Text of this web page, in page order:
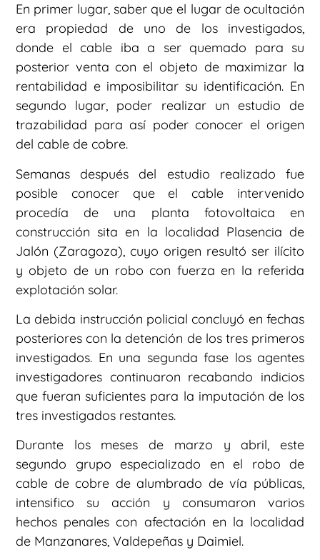
En primer lugar, saber que el lugar de ocultación
era propiedad de uno de los investigados,
donde el cable iba a ser quemado para su
posterior venta con el objeto de maximizar la
rentabilidad e imposibilitar su identificación. En
segundo lugar, poder realizar un estudio de
trazabilidad para así poder conocer el origen
del cable de cobre.
Semanas después del estudio realizado fue
posible conocer que el cable intervenido
procedía de una planta fotovoltaica en
construcción sita en la localidad Plasencia de
Jalón (Zaragoza), cuyo origen resultó ser ilícito
y objeto de un robo con fuerza en la referida
explotación solar.
La debida instrucción policial concluyó en fechas
posteriores con la detención de los tres primeros
investigados. En una segunda fase los agentes
investigadores continuaron recabando indicios
que fueran suficientes para la imputación de los
tres investigados restantes.
Durante los meses de marzo y abril, este
segundo grupo especializado en el robo de
cable de cobre de alumbrado de vía públicas,
intensifico su acción y consumaron varios
hechos penales con afectación en la localidad
de Manzanares, Valdepeñas y Daimiel.